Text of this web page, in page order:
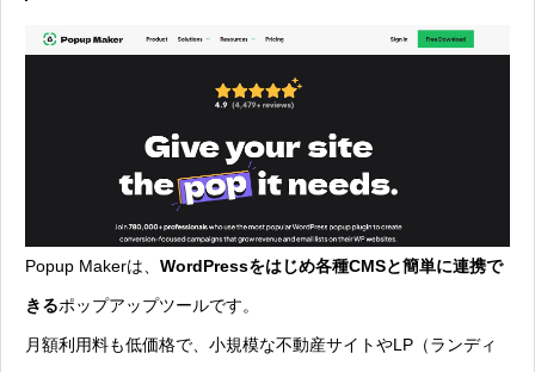
Popup Makerは、 WordPressをはじめ各種CMSと簡単に連携で
きるポップアップツールです。
月額利用料も低価格で、小規模な不動産サイトやLP（ランディ